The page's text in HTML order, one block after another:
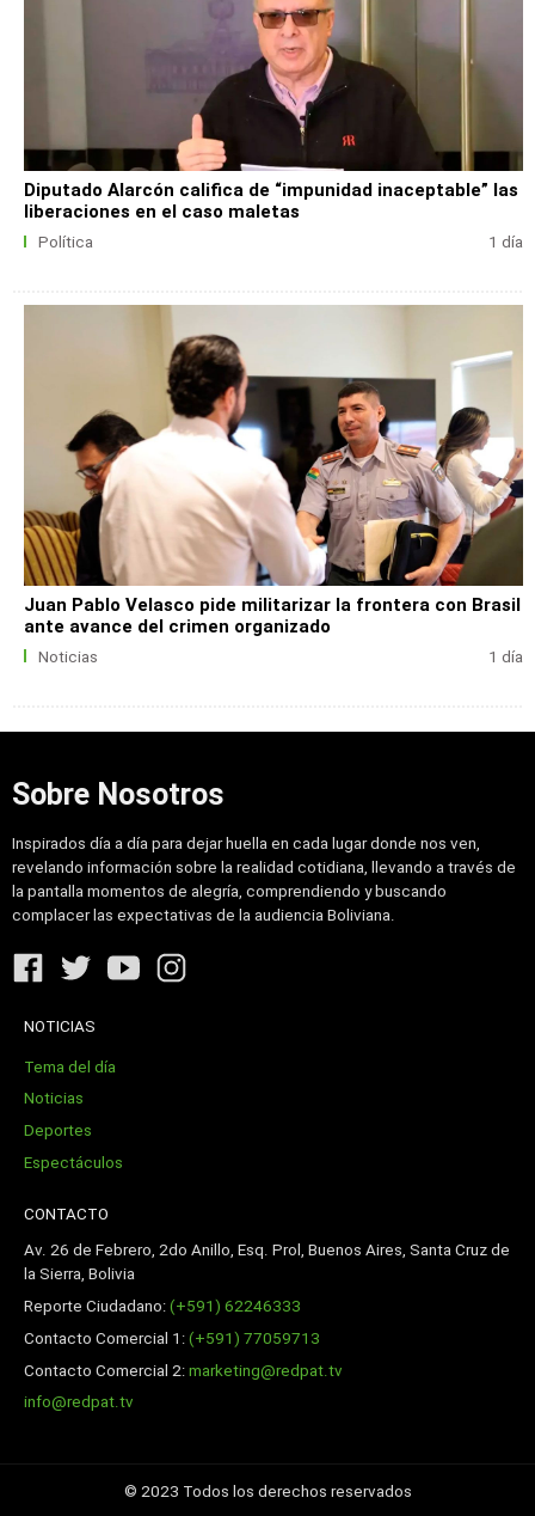
Diputado Alarcón califica de “impunidad inaceptable” las
liberaciones en el caso maletas
Política 1 día
Juan Pablo Velasco pide militarizar la frontera con Brasil
ante avance del crimen organizado
Noticias 1 día
Sobre Nosotros
Inspirados día a día para dejar huella en cada lugar donde nos ven,
revelando información sobre la realidad cotidiana, llevando a través de
la pantalla momentos de alegría, comprendiendo y buscando
complacer las expectativas de la audiencia Boliviana.
NOTICIAS
Tema del día
Noticias
Deportes
Espectáculos
CONTACTO
Av. 26 de Febrero, 2do Anillo, Esq. Prol, Buenos Aires, Santa Cruz de
la Sierra, Bolivia
Reporte Ciudadano:(+591) 62246333
Contacto Comercial 1:(+591) 77059713
Contacto Comercial 2:marketing@redpat.tv
info@redpat.tv
© 2023 Todos los derechos reservados